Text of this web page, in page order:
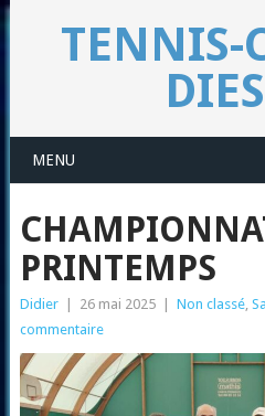
TENNIS-
MENU
PRINTEMPS
Didier 26 mai 2025 Non classé,
commentaire